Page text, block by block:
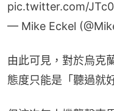
pic.twitter.com/
— Mike Eckel
由此可見，對於烏克
態度只能是「聽過就